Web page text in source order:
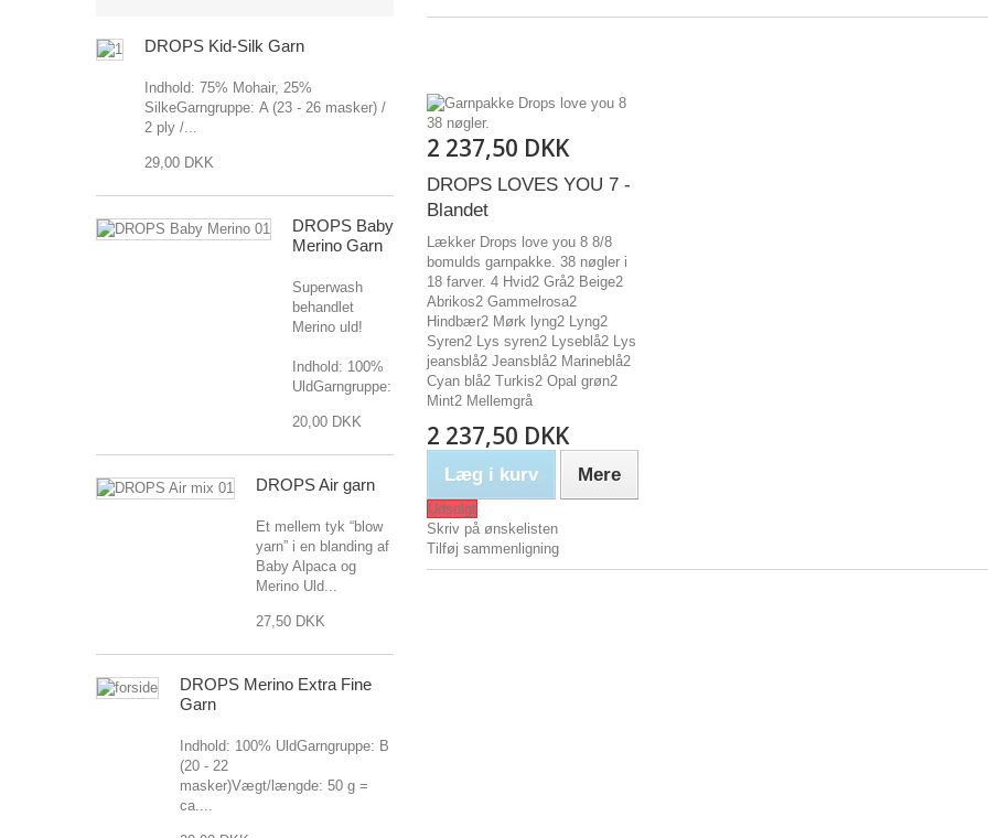
DROPS Kid-Silk Garn
Indhold: 75% Mohair, 25%
SilkeGarngruppe: A (23 - 26 masker) /
2 ply /...
29,00 DKK
DROPS Baby
Merino Garn
Superwash
behandlet
Merino uld!
Indhold: 100%
UldGarngruppe: A...
20,00 DKK
DROPS Air garn
Et mellem tyk “blow
yarn” i en blanding af
Baby Alpaca og
Merino Uld...
27,50 DKK
DROPS Merino Extra Fine
Garn
Indhold: 100% UldGarngruppe: B
(20 - 22
masker)Vægt/længde: 50 g =
ca....
2 237,50 DKK
DROPS LOVES YOU 7 -
Blandet
Lækker Drops love you 8 8/8
bomulds garnpakke. 38 nøgler i
18 farver. 4 Hvid2 Grå2 Beige2
Abrikos2 Gammelrosa2
Hindbær2 Mørk lyng2 Lyng2
Syren2 Lys syren2 Lyseblå2 Lys
jeansblå2 Jeansblå2 Marineblå2
Cyan blå2 Turkis2 Opal grøn2
Mint2 Mellemgrå
2 237,50 DKK
Læg i kurv Mere
Udsolgt
Skriv på ønskelisten
Tilføj sammenligning